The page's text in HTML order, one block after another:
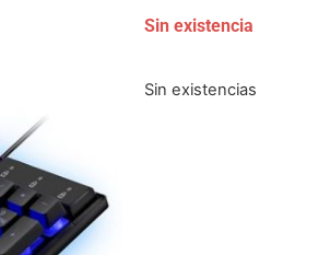
Sin existencia
Sin existencias